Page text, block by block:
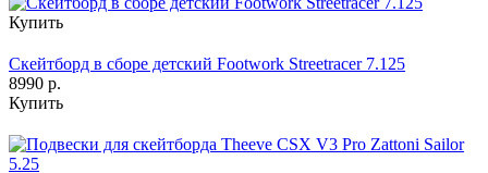
Купить
Скейтборд в сборе детский Footwork Streetracer 7.125
8990 р.
Купить